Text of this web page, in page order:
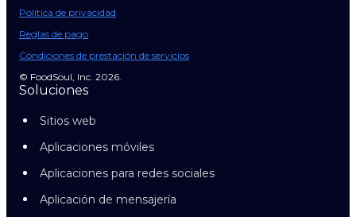
Política de privacidad
Reglas de pago
Condiciones de prestación de servicios
© FoodSoul, Inc. 2026.
Soluciones
Sitios web
Aplicaciones móviles
Aplicaciones para redes sociales
Aplicación de mensajería